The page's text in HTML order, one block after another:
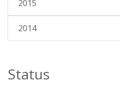
2015
2014
Status